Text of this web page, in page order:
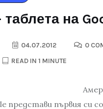
таблета на
04.07.2012
0
READ IN 1 MINUTE
представи първия си